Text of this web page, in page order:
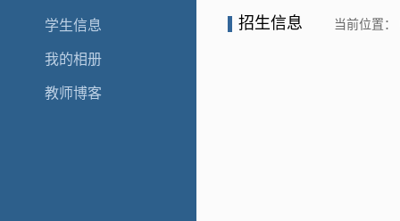
学生信息
我的相册
教师博客
招生信息 当前位置：